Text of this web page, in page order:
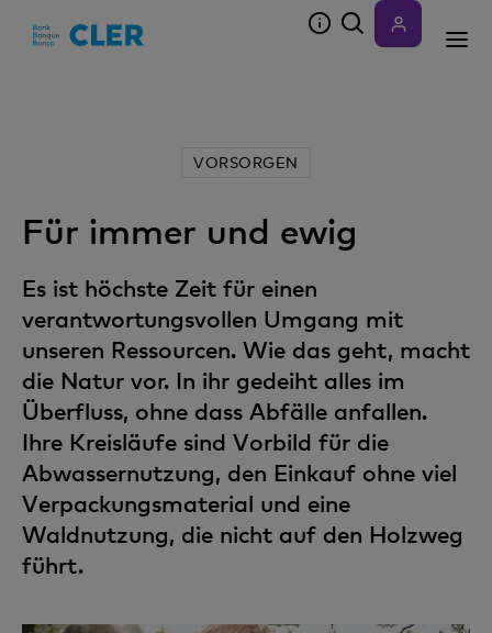
VORSORGEN
Für immer und ewig
Es ist höchste Zeit für einen
verantwortungsvollen Umgang mit
unseren Ressourcen. Wie das geht, macht
die Natur vor. In ihr gedeiht alles im
Überfluss, ohne dass Abfälle anfallen.
Ihre Kreisläufe sind Vorbild für die
Abwassernutzung, den Einkauf ohne viel
Verpackungsmaterial und eine
Waldnutzung, die nicht auf den Holzweg
führt.